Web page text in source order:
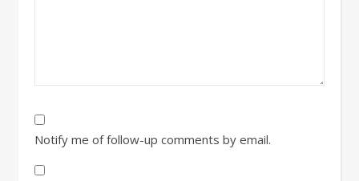
Notify me of follow-up comments by email.